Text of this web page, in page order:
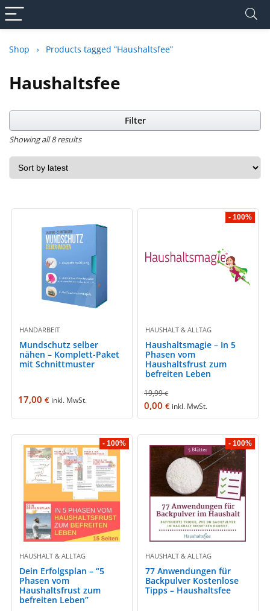
Shop Products tagged “Haushaltsfee”
Haushaltsfee
Filter
Showing all 8 results
HANDARBEIT
Mundschutz selber
nähen – Komplett-Paket
mit Schnittmuster
17,00€ inkl. MwSt.
- 100%
HAUSHALT & ALLTAG
Haushaltsmagie – In 5
Phasen vom
Haushaltsfrust zum
befreiten Leben
19,99€
0,00€ inkl. MwSt.
- 100%
HAUSHALT & ALLTAG
Dein Erfolgsplan – “5
Phasen vom
Haushaltsfrust zum
befreiten Leben”
- 100%
HAUSHALT & ALLTAG
77 Anwendungen für
Backpulver Kostenlose
Tipps – Haushaltsfee